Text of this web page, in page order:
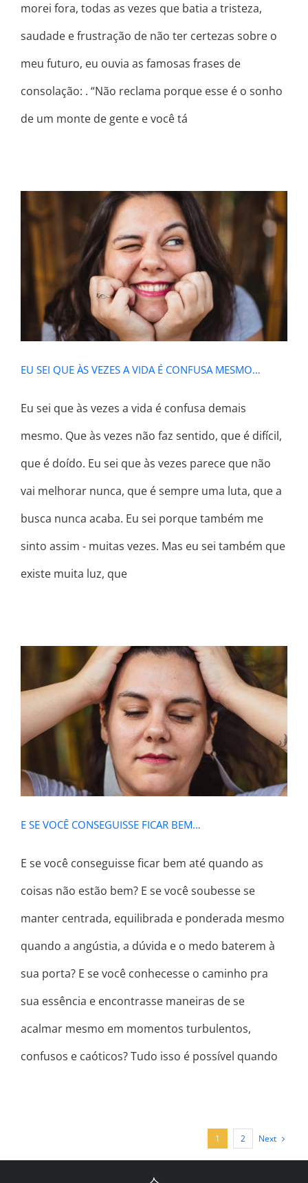
morei fora, todas as vezes que batia a tristeza,
saudade e frustração de não ter certezas sobre o
meu futuro, eu ouvia as famosas frases de
consolação: . “Não reclama porque esse é o sonho
de um monte de gente e você tá
EU SEI QUE ÀS VEZES A VIDA É
CONFUSA MESMO…
EU SEI QUE ÀS VEZES A VIDA É CONFUSA MESMO…
Eu sei que às vezes a vida é confusa demais
mesmo. Que às vezes não faz sentido, que é difícil,
que é doído. Eu sei que às vezes parece que não
vai melhorar nunca, que é sempre uma luta, que a
busca nunca acaba. Eu sei porque também me
sinto assim - muitas vezes. Mas eu sei também que
existe muita luz, que
E SE VOCÊ CONSEGUISSE FICAR
BEM…
E SE VOCÊ CONSEGUISSE FICAR BEM…
E se você conseguisse ficar bem até quando as
coisas não estão bem? E se você soubesse se
manter centrada, equilibrada e ponderada mesmo
quando a angústia, a dúvida e o medo baterem à
sua porta? E se você conhecesse o caminho pra
sua essência e encontrasse maneiras de se
acalmar mesmo em momentos turbulentos,
confusos e caóticos? Tudo isso é possível quando
1 2 Next